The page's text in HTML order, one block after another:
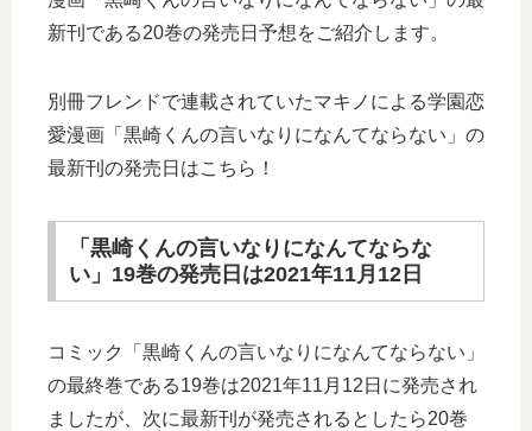
新刊である20巻の発売日予想をご紹介します。
別冊フレンドで連載されていたマキノによる学園恋
愛漫画「黒崎くんの言いなりになんてならない」の
最新刊の発売日はこちら！
「黒崎くんの言いなりになんてならな
い」19巻の発売日は2021年11月12日
コミック「黒崎くんの言いなりになんてならない」
の最終巻である19巻は2021年11月12日に発売され
ましたが、次に最新刊が発売されるとしたら20巻